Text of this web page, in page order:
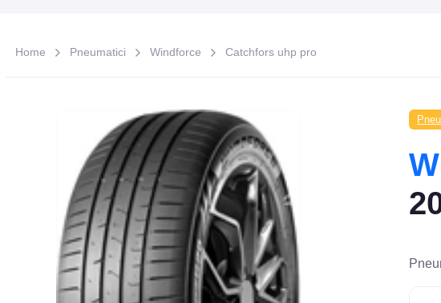
Home Pneumatici Windforce Catchfors uhp pro